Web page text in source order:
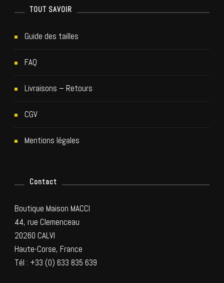
o
n
d
e
s
a
t
i
c
l
TOUT SAVOIR
Guide des tailles
FAQ
Livraisons – Retours
CGV
Mentions légales
Contact
Boutique Maison MACCI
44, rue Clemenceau
20260 CALVI
Haute-Corse, France
Tél : +33 (0) 633 835 639